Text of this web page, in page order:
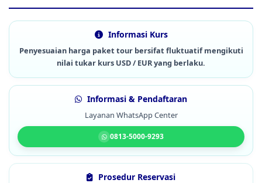
Informasi Kurs
Penyesuaian harga paket tour bersifat fluktuatif mengikuti
nilai tukar kurs USD / EUR yang berlaku.
Informasi & Pendaftaran
Layanan WhatsApp Center
0813-5000-9293
Prosedur Reservasi